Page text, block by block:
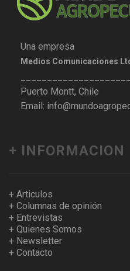
Una empresa
Medios Comunicaciones
Puerto Montt, Chile
Email:
+ INFORMACION
+ Articulos
+ Columnas de opinión
+ Entrevistas
+ Quienes Somos
+ Newsletter
+ Contacto